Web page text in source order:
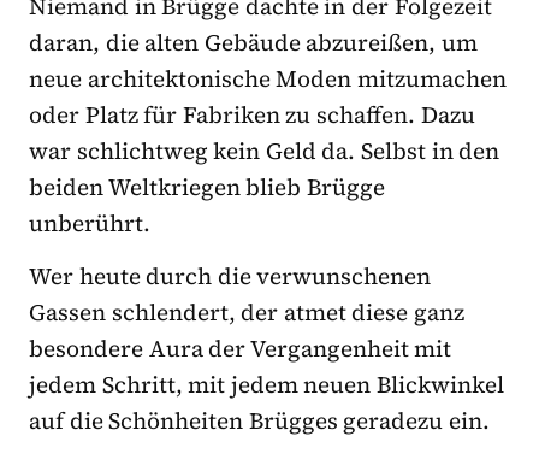
daran, die alten Gebäude abzureißen, um
neue architektonische Moden mitzumachen
oder Platz für Fabriken zu schaffen. Dazu
war schlichtweg kein Geld da. Selbst in den
beiden Weltkriegen blieb Brügge
unberührt.
Wer heute durch die verwunschenen
Gassen schlendert, der atmet diese ganz
besondere Aura der Vergangenheit mit
jedem Schritt, mit jedem neuen Blickwinkel
auf die Schönheiten Brügges geradezu ein.